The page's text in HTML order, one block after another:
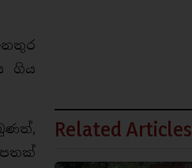
ගිය
Related Articles